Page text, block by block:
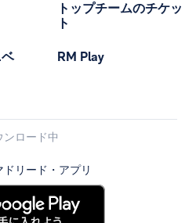
トップチームのチケッ
ト
RM Play
ンロード中
ドリード・アプリ